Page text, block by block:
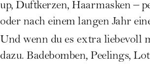
up, Duftkerzen, Haarmasken –
oder nach einem langen Jahr
Und wenn du es extra liebevoll
dazu. Badebomben, Peelings,